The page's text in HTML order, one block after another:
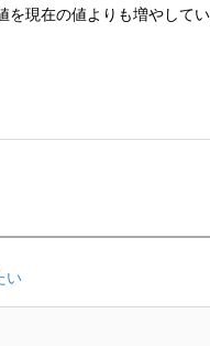
を現在の値よりも増やして
い